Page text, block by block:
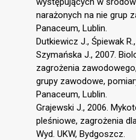
narażonych na nie grup
Panaceum, Lublin.
Dutkiewicz J., Śpiewak
Szymańska J., 2007.
zagrożenia
grupy zawodowe,
Panaceum, Lublin.
Grajewski J., 2006.
pleśniowe, zagrożenia
Wyd. UKW, Bydgoszcz.